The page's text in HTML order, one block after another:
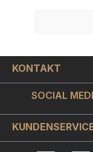
über zwei
fertigt
Arbeiten
einer
Druckbasis
Hand mit
koloriert.
KONTAKT
SOCIAL